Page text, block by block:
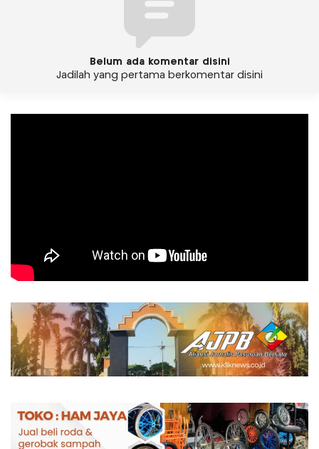
Belum ada komentar disini
Jadilah yang pertama berkomentar disini